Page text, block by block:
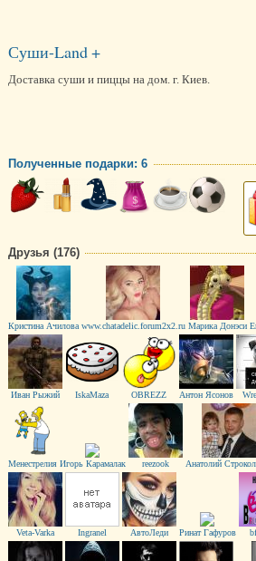
Суши-Land +
Доставка суши и пиццы на дом. г. Киев.
Полученные подарки: 6
Друзья (176)
Кристина Ачилова www.chatadelic.forum2x2.ru Марика Донэси
Иван Рыжий IskaMaza OBREZZ Антон Ясонов
Менестрелия Игорь Карамалак reezook Анатолий
Veta-Varka Ingranel АвтоЛеди Ринат Гафуров